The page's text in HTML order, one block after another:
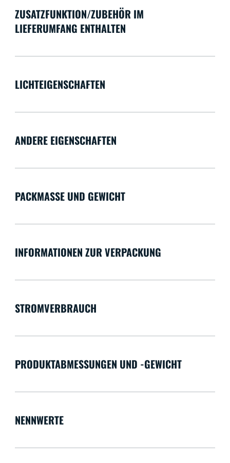
ZUSATZFUNKTION/ZUBEHÖR IM
LIEFERUMFANG ENTHALTEN
LICHTEIGENSCHAFTEN
ANDERE EIGENSCHAFTEN
PACKMASSE UND GEWICHT
INFORMATIONEN ZUR VERPACKUNG
STROMVERBRAUCH
PRODUKTABMESSUNGEN UND -GEWICHT
NENNWERTE